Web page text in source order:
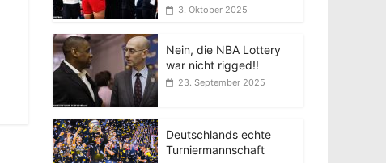
3. Oktober 2025
Nein, die NBA Lottery
war nicht rigged!!
23. September 2025
Deutschlands echte
Turniermannschaft